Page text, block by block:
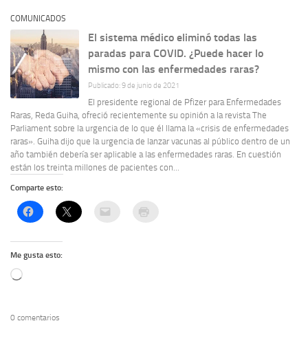
COMUNICADOS
El sistema médico eliminó todas las
paradas para COVID. ¿Puede hacer lo
mismo con las enfermedades raras?
Publicado: 9 de junio de 2021
El presidente regional de Pfizer para Enfermedades
Raras, Reda Guiha, ofreció recientemente su opinión a la revista The
Parliament sobre la urgencia de lo que él llama la «crisis de enfermedades
raras». Guiha dijo que la urgencia de lanzar vacunas al público dentro de un
año también debería ser aplicable a las enfermedades raras. En cuestión
están los treinta millones de pacientes con...
Comparte esto:
Me gusta esto:
Cargando...
0 comentarios